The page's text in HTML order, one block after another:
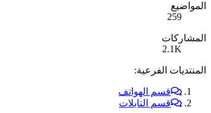
المواضيع
259
المشاركات
2.1K
المنتديات الفرعية:
قسم الهواتف
قسم التابلات